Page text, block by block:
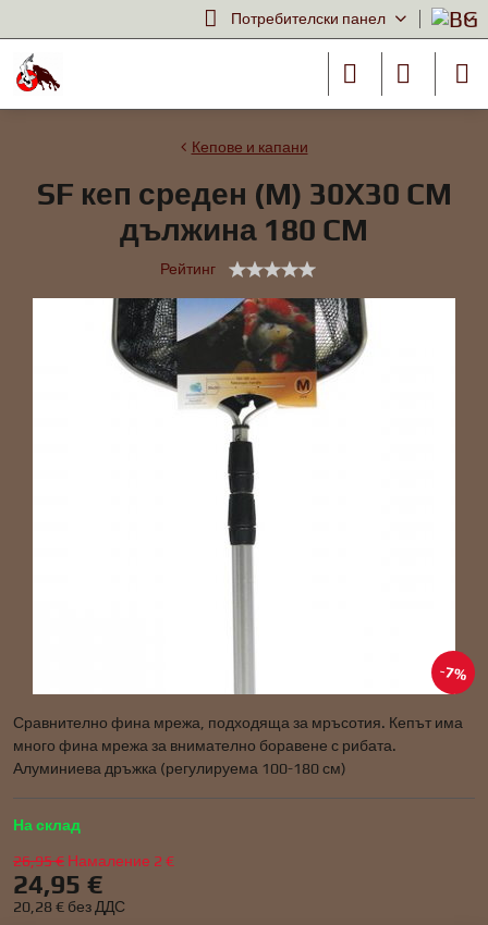
Потребителски панел
7%
Кепове и капани
SF кеп среден (M) 30X30 CM
дължина 180 CM
Рейтинг
Сравнително фина мрежа, подходяща за мръсотия. Кепът има
много фина мрежа за внимателно боравене с рибата.
Алуминиева дръжка (регулируема 100-180 см)
На склад
26,95 € Намаление 2 €
24,95 €
20,28 € без ДДС